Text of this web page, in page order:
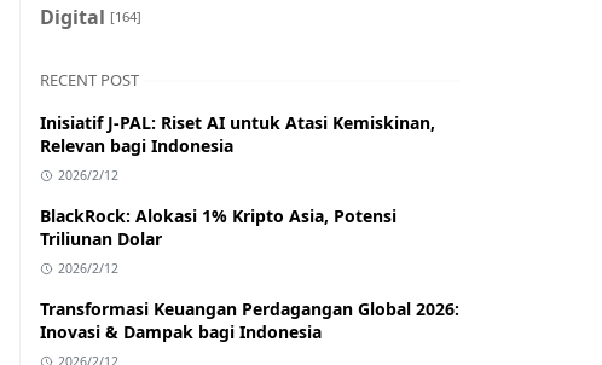
Digital [164]
RECENT POST
Inisiatif J-PAL: Riset AI untuk Atasi Kemiskinan,
Relevan bagi Indonesia
2026/2/12
BlackRock: Alokasi 1% Kripto Asia, Potensi
Triliunan Dolar
2026/2/12
Transformasi Keuangan Perdagangan Global 2026:
Inovasi & Dampak bagi Indonesia
2026/2/12